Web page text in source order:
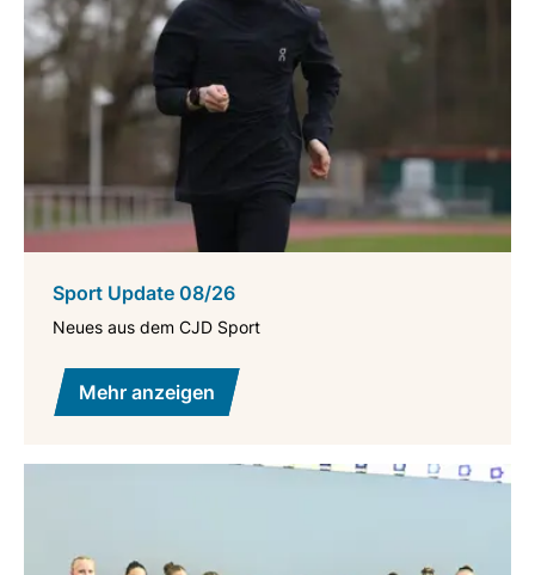
Sport Update 08/26
Neues aus dem CJD Sport
Mehr anzeigen